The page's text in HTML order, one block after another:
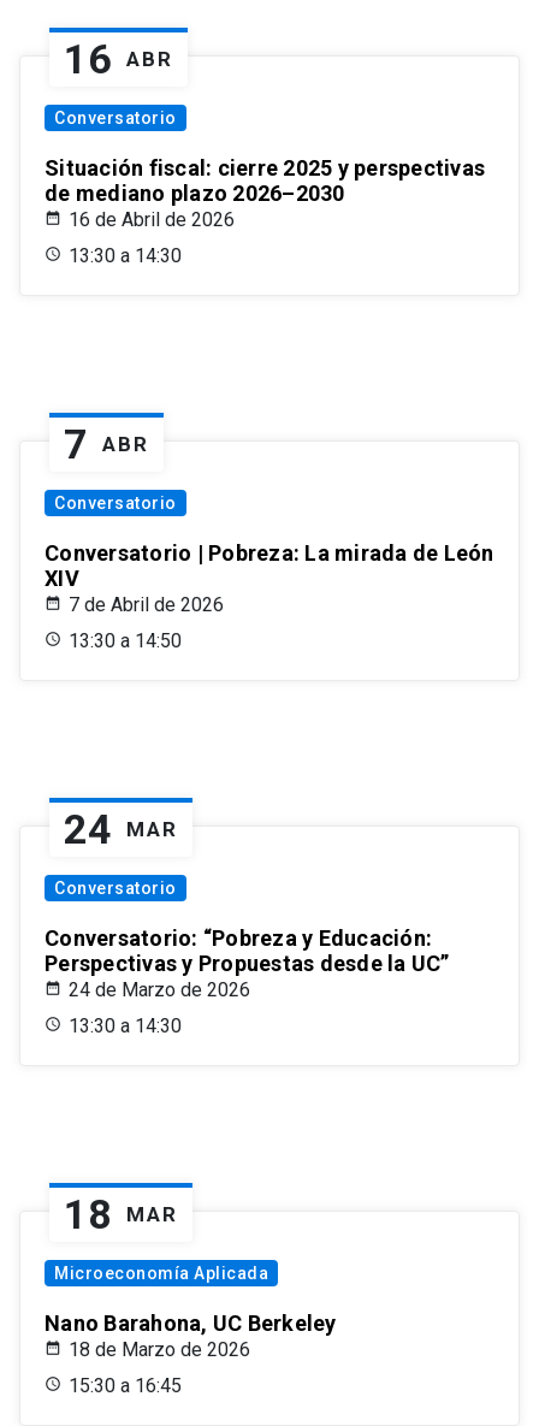
16 ABR
Conversatorio
Situación fiscal: cierre 2025 y perspectivas
de mediano plazo 2026–2030
16 de Abril de 2026
13:30 a 14:30
7 ABR
Conversatorio
Conversatorio | Pobreza: La mirada de León
XIV
7 de Abril de 2026
13:30 a 14:50
24 MAR
Conversatorio
Conversatorio: “Pobreza y Educación:
Perspectivas y Propuestas desde la UC”
24 de Marzo de 2026
13:30 a 14:30
18 MAR
Microeconomía Aplicada
Nano Barahona, UC Berkeley
18 de Marzo de 2026
15:30 a 16:45